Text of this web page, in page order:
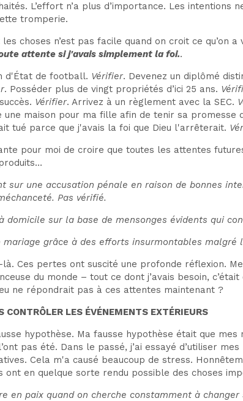
L’effort n’a plus d’importance. Les
tromperie.
choses n’est pas facile quand on croit ce qu’on
attente si j'avais simplement la foi..
d'État de football. Vérifier. Devenez un diplômé
. Posséder plus de vingt propriétés d’ici 25 ans.
Vérifier. Arrivez à un règlement avec la SEC.
une maison pour ma fille afin de tenir sa promesse
tué parce que j'avais la foi que Dieu l'arrêterait.
pour moi de croire que toutes les attentes
sur une accusation pénale en raison de bonnes
Pas vérifié.
domicile sur la base de mensonges évidents qui
mariage grâce à des efforts insurmontables malgré
Ces pertes ont suscité une profonde réflexion.
du monde – tout ce dont j’avais besoin,
ne répondrait pas à ces attentes maintenant ?
CONTRÔLER LES ÉVÉNEMENTS EXTÉRIEURS
hypothèse. Ma fausse hypothèse était que
pas été. Dans le passé, j’ai essayé d’utiliser
Cela m'a causé beaucoup de stress.
ont en quelque sorte rendu possible des choses
en paix quand on cherche constamment à